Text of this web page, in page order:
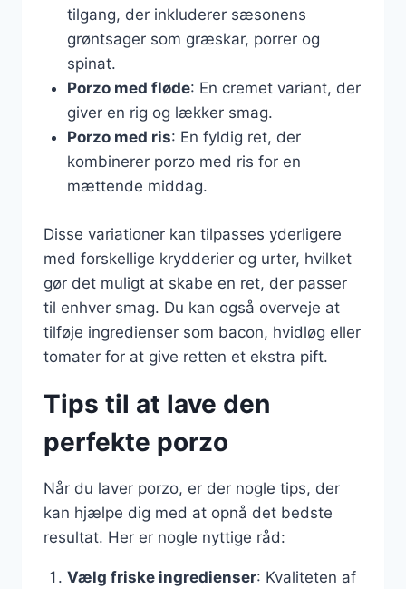
tilgang, der inkluderer sæsonens
grøntsager som græskar, porrer og
spinat.
Porzo med fløde: En cremet variant, der
giver en rig og lækker smag.
Porzo med ris: En fyldig ret, der
kombinerer porzo med ris for en
mættende middag.
Disse variationer kan tilpasses yderligere
med forskellige krydderier og urter, hvilket
gør det muligt at skabe en ret, der passer
til enhver smag. Du kan også overveje at
tilføje ingredienser som bacon, hvidløg eller
tomater for at give retten et ekstra pift.
Tips til at lave den
perfekte porzo
Når du laver porzo, er der nogle tips, der
kan hjælpe dig med at opnå det bedste
resultat. Her er nogle nyttige råd:
Vælg friske ingredienser: Kvaliteten af